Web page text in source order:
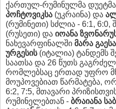
ქართულ-რუმინულმა
პოჩტოვიკსა (უკრაინა) და
(რუმინეთი) სძლია - 6:1, 6:0,
(რუსეთი) და იოანა
ნახევარფინალში მარა გაესა
ურგესის(იტალია) ტანდემს
საათსა და 26 წუთს
რომლებსაც ერთად უფრო
მოუპოვებიათ წარმატება,
6:2, 7:5, მთავარი
რუმინელებთან - ბრაიანა